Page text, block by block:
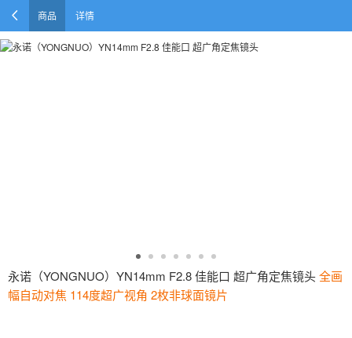
商品 详情
永诺（YONGNUO）YN14mm F2.8 佳能口 超广角定焦镜头全画
幅自动对焦 114度超广视角 2枚非球面镜片